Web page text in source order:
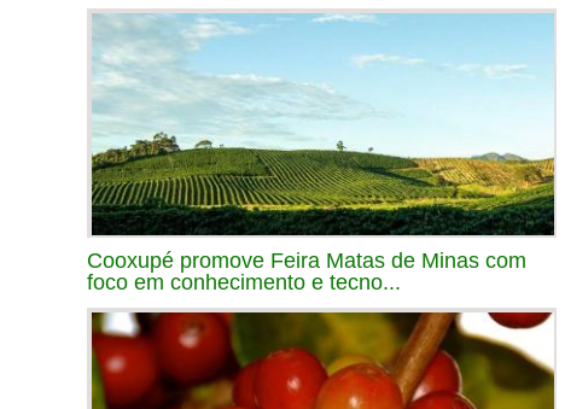
Cooxupé promove Feira Matas de Minas com
foco em conhecimento e tecno...